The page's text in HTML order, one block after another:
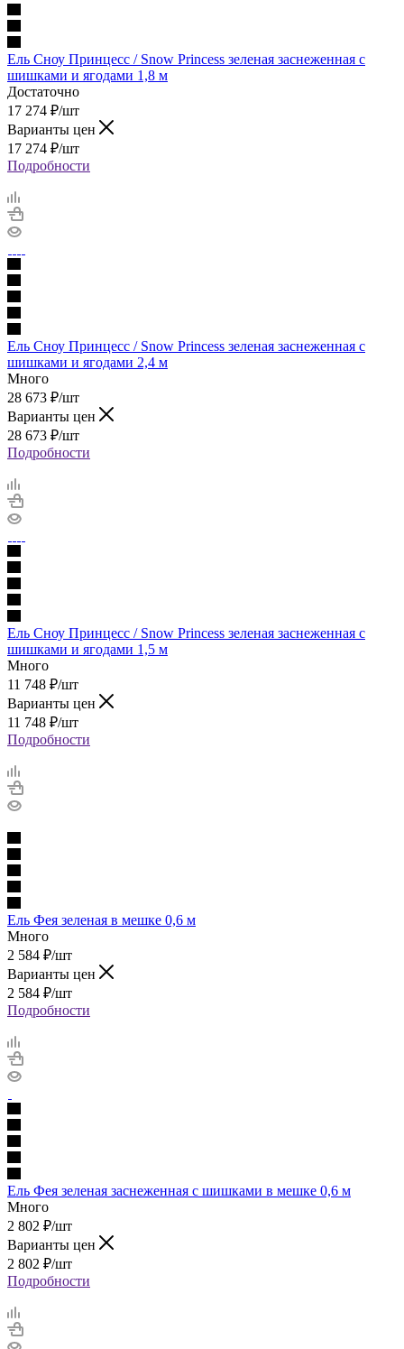
Ель Сноу Принцесс / Snow Princess зеленая заснеженная с
шишками и ягодами 1,8 м
Достаточно
17 274 ₽/шт
Варианты цен
17 274 ₽/шт
Подробности
Ель Сноу Принцесс / Snow Princess зеленая заснеженная с
шишками и ягодами 2,4 м
Много
28 673 ₽/шт
Варианты цен
28 673 ₽/шт
Подробности
Ель Сноу Принцесс / Snow Princess зеленая заснеженная с
шишками и ягодами 1,5 м
Много
11 748 ₽/шт
Варианты цен
11 748 ₽/шт
Подробности
Ель Фея зеленая в мешке 0,6 м
Много
2 584 ₽/шт
Варианты цен
2 584 ₽/шт
Подробности
Ель Фея зеленая заснеженная с шишками в мешке 0,6 м
Много
2 802 ₽/шт
Варианты цен
2 802 ₽/шт
Подробности